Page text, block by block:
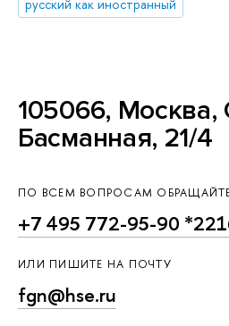
русский как иностранный
105066, Москва,
Басманная, 21/4
ПО ВСЕМ ВОПРОСАМ
+7 495 772-95-90
ИЛИ ПИШИТЕ НА ПОЧТУ
fgn@hse.ru